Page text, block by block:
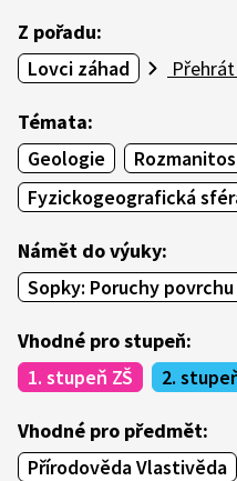
Z pořadu:
Lovci záhad
Témata:
Geologie
Fyzickogeografická
Námět do výuky:
Sopky: Poruchy
Vhodné pro stupeň:
1. stupeň ZŠ
2.
Vhodné pro předmět:
Přírodověda Vlastivěda